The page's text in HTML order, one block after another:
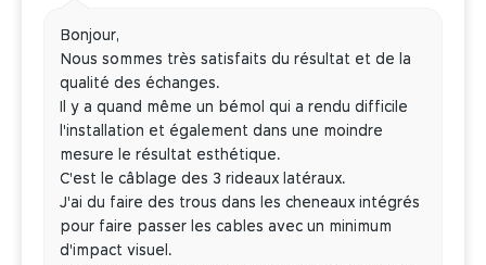
Bonjour,
Nous sommes très satisfaits du résultat et de la
qualité des échanges.
Il y a quand même un bémol qui a rendu difficile
l'installation et également dans une moindre
mesure le résultat esthétique.
C'est le câblage des 3 rideaux latéraux.
J'ai du faire des trous dans les cheneaux intégrés
pour faire passer les cables avec un minimum
d'impact visuel.